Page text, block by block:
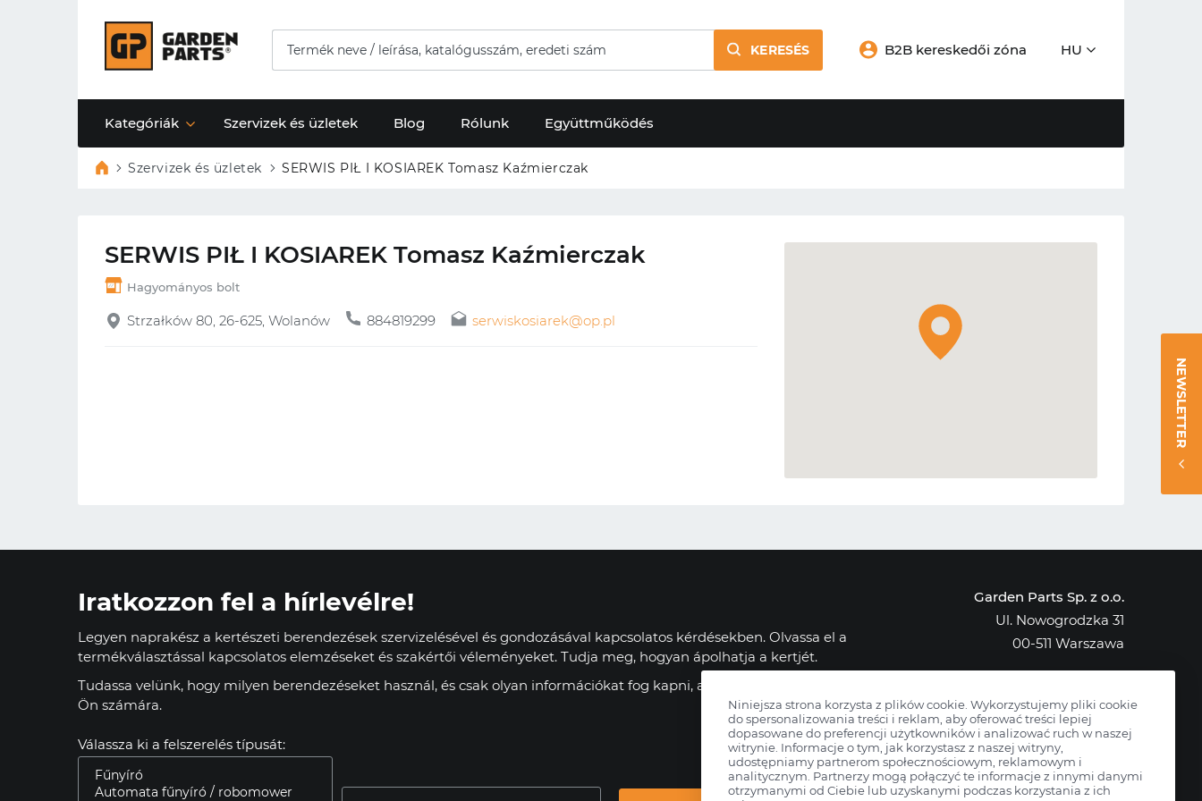
KERESÉS B2B kereskedői zóna HU
Kategóriák Szervizek és üzletek Blog Rólunk Együttműködés
Szervizek és üzletek SERWIS PIŁ I KOSIAREK Tomasz Kaźmierczak
SERWIS PIŁ I KOSIAREK Tomasz Kaźmierczak
Hagyományos bolt
Strzałków 80, 26-625, Wolanów 884819299 serwiskosiarek@op.pl
NEWSLETTER
Iratkozzon fel a hírlevélre!
Legyen naprakész a kertészeti berendezések szervizelésével és gondozásával kapcsolatos kérdésekben. Olvassa el a
termékválasztással kapcsolatos elemzéseket és szakértői véleményeket. Tudja meg, hogyan ápolhatja a kertjét.
Tudassa velünk, hogy milyen berendezéseket használ, és csak olyan információkat fog kapni, amelyek hasznosak az
Ön számára.
Válassza ki a felszerelés típusát:
Garden Parts Sp. z o.o.
Ul. Nowogrodzka 31
00-511 Warszawa
NIP: 701-034-91-62
KRS: 0000431421
Niniejsza strona korzysta z plików cookie. Wykorzystujemy pliki cookie
do spersonalizowania treści i reklam, aby oferować treści lepiej
dopasowane do preferencji użytkowników i analizować ruch w naszej
witrynie. Informacje o tym, jak korzystasz z naszej witryny,
udostępniamy partnerom społecznościowym, reklamowym i
analitycznym. Partnerzy mogą połączyć te informacje z innymi danymi
otrzymanymi od Ciebie lub uzyskanymi podczas korzystania z ich